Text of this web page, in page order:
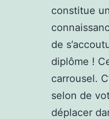
constitue
de
diplôme !
carrousel.
selon de
déplacer